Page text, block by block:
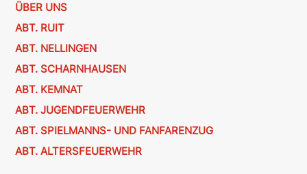
ÜBER UNS
ABT. RUIT
ABT. NELLINGEN
ABT. SCHARNHAUSEN
ABT. KEMNAT
ABT. JUGENDFEUERWEHR
ABT. SPIELMANNS- UND FANFARENZUG
ABT. ALTERSFEUERWEHR